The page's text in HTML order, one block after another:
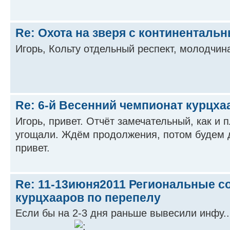
Re: Охота на зверя с
Игорь, Кольту отдельный респект,
Re: 6-й Весенний чемпионат
Игорь, привет. Отчёт замечательный, как и
угощали. Ждём продолжения, потом будем
привет.
Re: 11-13июня2011 Региональные
курцхааров по перепелу
Если бы на 2-3 дня раньше вывесили